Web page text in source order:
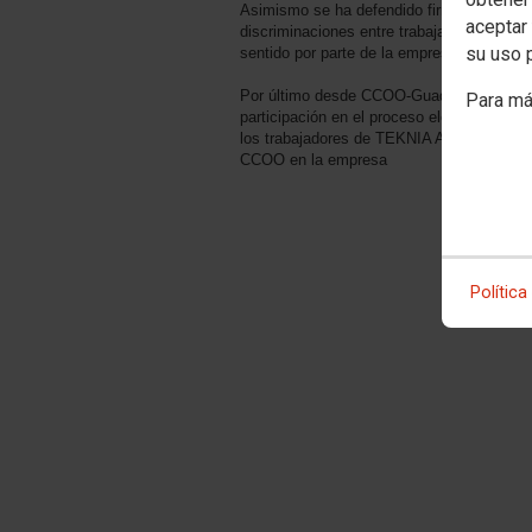
su uso
Para
Asimismo se ha defendido firmemente
discriminaciones entre trabajadoras y
sentido por parte de la empresa.
Por último desde CCOO-Guadalajara
participación en el proceso electoral
los trabajadores de TEKNIA Azuqueca de
CCOO en la empresa